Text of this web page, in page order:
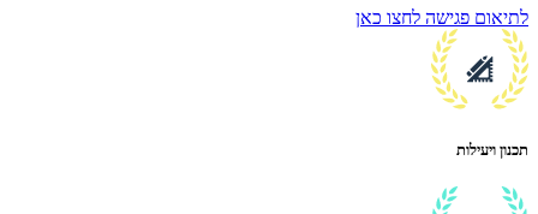
לתיאום פגישה לחצו כאן
תכנון ויעילות